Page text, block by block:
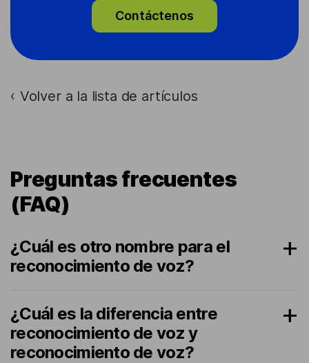
Contáctenos
› Volver a la lista de artículos
Preguntas frecuentes
(FAQ)
¿Cuál es otro nombre para el
reconocimiento de voz?
¿Cuál es la diferencia entre
reconocimiento de voz y
reconocimiento de voz?